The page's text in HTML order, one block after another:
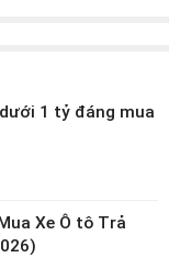
1 tỷ đáng mua
Xe Ô tô Trả